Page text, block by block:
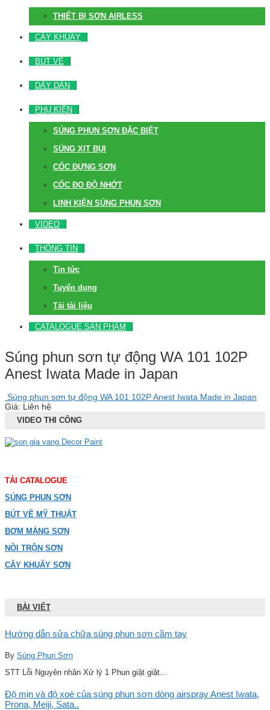
THIẾT BỊ SƠN AIRLESS
CÂY KHUẤY
BÚT VẼ
DÂY DẪN
PHỤ KIỆN
SÚNG PHUN SƠN ĐẶC BIỆT
SÚNG XỊT BỤI
CỐC ĐỰNG SƠN
CỐC ĐO ĐỘ NHỚT
LINH KIỆN SÚNG PHUN SƠN
VIDEO
THÔNG TIN
Tin tức
Tuyển dụng
Tải tài liệu
CATALOGUE SẢN PHẨM
Súng phun sơn tự động WA 101 102P
Anest Iwata Made in Japan
Súng phun sơn tự động WA 101 102P Anest Iwata Made in Japan
Giá: Liên hệ
VIDEO THI CÔNG
TẢI CATALOGUE
SÚNG PHUN SƠN
BÚT VẼ MỸ THUẬT
BƠM MÀNG SƠN
NỒI TRỘN SƠN
CÂY KHUẤY SƠN
BÀI VIẾT
Hướng dẫn sửa chữa súng phun sơn cầm tay
By Súng Phun Sơn
STT Lỗi Nguyên nhân Xử lý 1 Phun giật giật...
Độ mịn và độ xoè của súng phun sơn dòng airspray Anest Iwata,
Prona, Meiji, Sata..